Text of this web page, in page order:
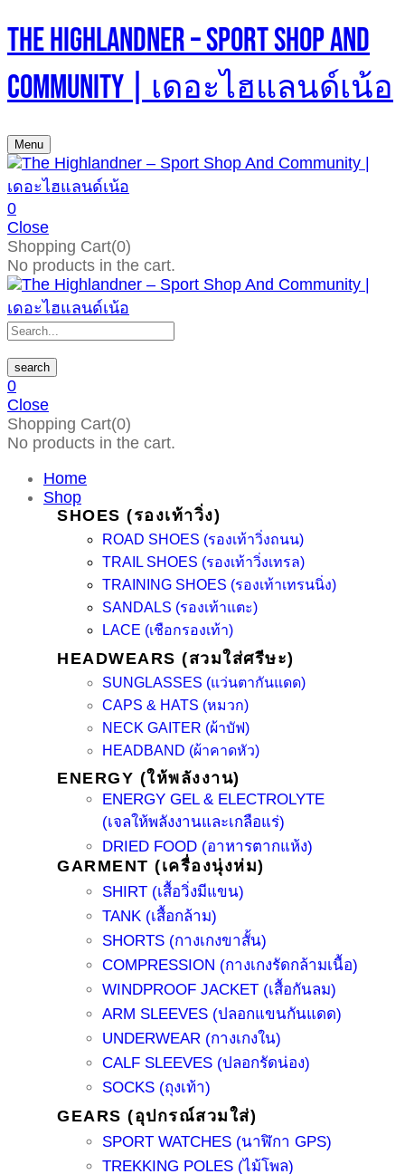
The Highlandner – Sport Shop And
Community | เดอะไฮแลนด์เน้อ
Menu
0
Close
Shopping Cart(0)
No products in the cart.
search
0
Close
Shopping Cart(0)
No products in the cart.
Home
Shop
SHOES (รองเท้าวิ่ง)
ROAD SHOES (รองเท้าวิ่งถนน)
TRAIL SHOES (รองเท้าวิ่งเทรล)
TRAINING SHOES (รองเท้าเทรนนิ่ง)
SANDALS (รองเท้าแตะ)
LACE (เชือกรองเท้า)
HEADWEARS (สวมใส่ศรีษะ)
SUNGLASSES (แว่นตากันแดด)
CAPS & HATS (หมวก)
NECK GAITER (ผ้าบัฟ)
HEADBAND (ผ้าคาดหัว)
ENERGY (ให้พลังงาน)
ENERGY GEL & ELECTROLYTE
(เจลให้พลังงานและเกลือแร่)
DRIED FOOD (อาหารตากแห้ง)
GARMENT (เครื่องนุ่งห่ม)
SHIRT (เสื้อวิ่งมีแขน)
TANK (เสื้อกล้าม)
SHORTS (กางเกงขาสั้น)
COMPRESSION (กางเกงรัดกล้ามเนื้อ)
WINDPROOF JACKET (เสื้อกันลม)
ARM SLEEVES (ปลอกแขนกันแดด)
UNDERWEAR (กางเกงใน)
CALF SLEEVES (ปลอกรัดน่อง)
SOCKS (ถุงเท้า)
GEARS (อุปกรณ์สวมใส่)
SPORT WATCHES (นาฬิกา GPS)
TREKKING POLES (ไม้โพล)